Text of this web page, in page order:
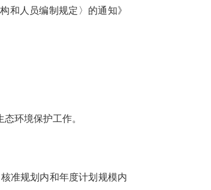
和人员编制规定〉的通知》
环境保护工作。
准规划内和年度计划规模内